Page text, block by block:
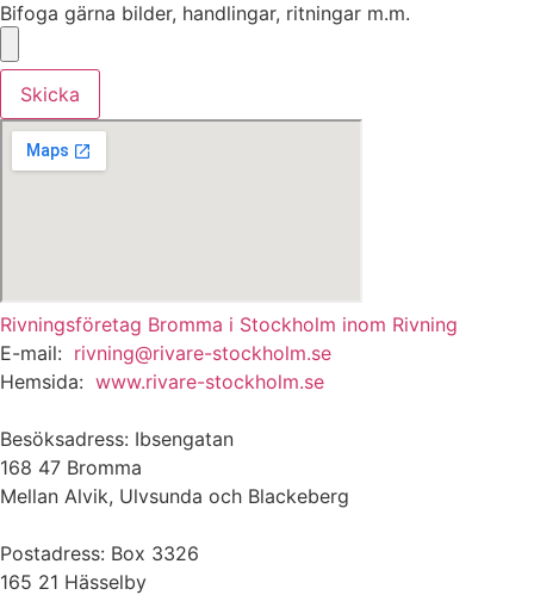
Bifoga gärna bilder, handlingar, ritningar m.m.
Skicka
Rivningsföretag Bromma i Stockholm inom Rivning
E-mail: rivning@rivare-stockholm.se
Hemsida: www.rivare-stockholm.se
Besöksadress: Ibsengatan
168 47 Bromma
Mellan Alvik, Ulvsunda och Blackeberg
Postadress: Box 3326
165 21 Hässelby